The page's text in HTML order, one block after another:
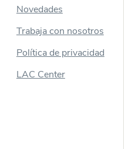
Novedades
Trabaja con nosotros
Política de privacidad
LAC Center